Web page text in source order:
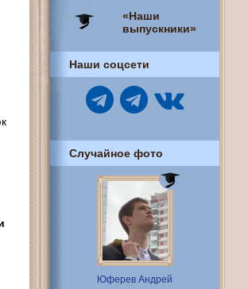
«Наши
выпускники»
Наши соцсети
Случайное фото
Юферев Андрей